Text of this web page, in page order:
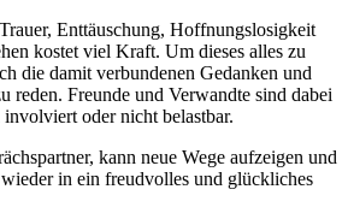
Enttäuschung, Hoffnungslosigkeit
kostet viel Kraft. Um dieses alles zu
die damit verbundenen Gedanken und
reden. Freunde und Verwandte sind dabei
oder nicht belastbar.
kann neue Wege aufzeigen und
in ein freudvolles und glückliches